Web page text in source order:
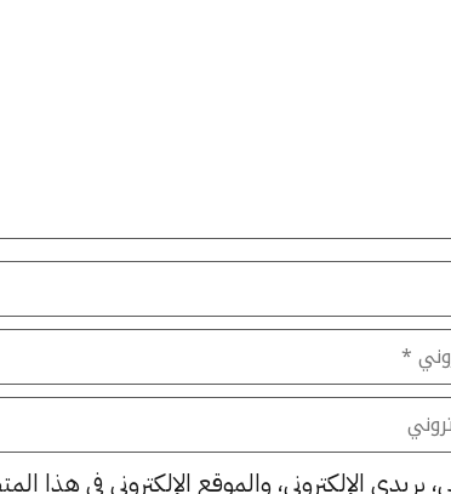
الإلكتروني، والموقع الإلكتروني في هذا